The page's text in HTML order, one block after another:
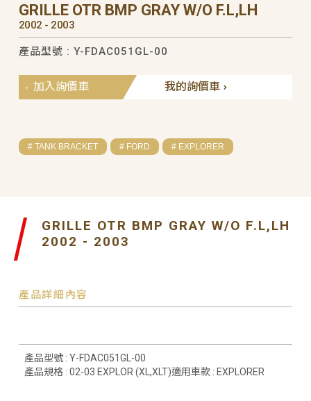
GRILLE OTR BMP GRAY W/O F.L,LH
2002 - 2003
產品型號 : Y-FDAC051GL-00
我的詢價車
加入詢價車
# TANK BRACKET # FORD # EXPLORER
GRILLE OTR BMP GRAY W/O F.L,LH
2002 - 2003
產品詳細內容
產品型號 : Y-FDAC051GL-00
產品規格 : 02-03 EXPLOR (XL,XLT)適用車款 : EXPLORER